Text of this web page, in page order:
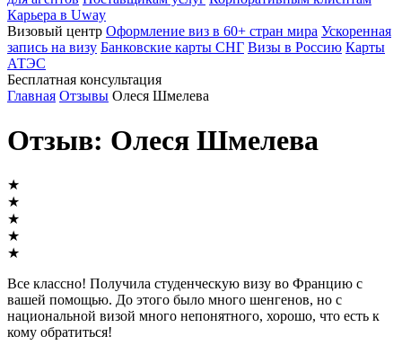
Карьера в Uway
Визовый центр Оформление виз в 60+ стран мира Ускоренная
запись на визу Банковские карты СНГ Визы в Россию Карты
АТЭС
Бесплатная консультация
Главная Отзывы Олеся Шмелева
Отзыв: Олеся Шмелева
★
★
★
★
★
Все классно! Получила студенческую визу во Францию с
вашей помощью. До этого было много шенгенов, но с
национальной визой много непонятного, хорошо, что есть к
кому обратиться!